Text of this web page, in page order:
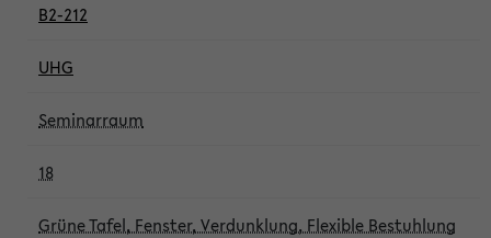
B2-212
UHG
Seminarraum
18
Grüne Tafel, Fenster, Verdunklung, Flexible Bestuhlung